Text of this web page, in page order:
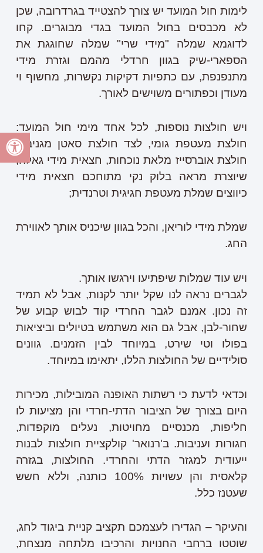
לימות חול המועד יש צורך להצטייד בגרדרובה, שכן
לא מכבסים בחול המועד בגדי מבוגרים. קחו
לדוגמא שמלה "מידי שרי" שמלה שחוגגת את
הספארי-שיק בגוון חרדלי מהמם וגזרת מידי
מתנפנפת, עם כתפיות דקיקות נקשרות, מחשוף וי
מעודן וכפתורים משוישים לאורך.
ויש חולצות נוספות, לכל אחד מימי חול המועד:
חולצת מעטפת גומי, לצד חולצת סאטן מגניבה,
חולצת אוברסייז מלאת נוכחות, חצאית מידי גאלה,
שיוצרת מראה בלוק נקי מתוחכם חצאית מידי
כיווצים שמלת מעטפת חגיגית וטרנדית;
שמלת מידי לוריאן, והכל בגוון שיכניס אותך לאווירת
החג.
ויש עוד שמלות שיפתיעו וירגשו אותך.
לגברים נראה לנו שקל יותר לקנות, אבל לא תמיד
זה נכון. אמנם לגבר החרדי קוד לבוש קבוע של
שחור-לבן, אבל גם הוא משתמש בטיולים וביציאות
בפולו וטי שירט, במיוחד לבין הזמנים. גוונים
סולידיים של החולצות הללו, יתאימו במיוחד.
וכדאי לדעת כי רשתות האופנה המובילות, מכירות
היום בצורך של הציבור הדתי-חרדי והן מציעות לו
חליפות, מכנסיים מחויטות, נעלים מוקפדות,
חגורות ועניבות. ב'רנואר' קולקציית חולצות לבנות
ייעודית למגזר הדתי והחרדי. החולצות, בגזרה
קלאסית והן עשויות 100% כותנה, וללא חשש
שעטנז כלל.
והעיקר – הגדירו לעצמכם תקציב קניית ביגוד לחג,
שוטטו ברחבי החנויות והרכיבו מלתחה מנצחת,